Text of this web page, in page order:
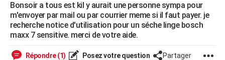
Mobiles
Meilleur smartphone
Internet
Ordinateurs
Jeux vidéo
Guide high-tech
+BRICOLAGE
Forum
Aménagement intérieur
Extérieur
Cuisine
Salle de bains
Jardinage
Rangement
WEEK-END
Guides de France
Escapades
Patrimoine
Expositions
Musées
Week-end nature
LIFESTYLE
Bonsoir a tous est kil y aurait une personne sympa pour
m'envoyer par mail ou par courrier meme si il faut payer. je
recherche notice d'utilisation pour un séche linge bosch
maxx 7 sensitive. merci de votre aide.
Répondre (1) Posez votre question Partager